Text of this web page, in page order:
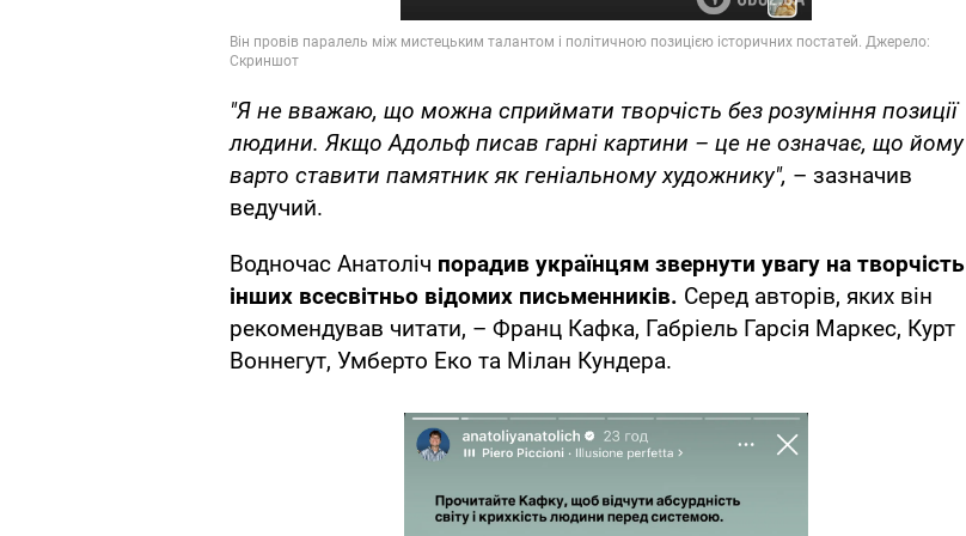
"Я не вважаю, що можна сприймати творчість без розуміння позиції
людини. Якщо Адольф писав гарні картини – це не означає, що йому
варто ставити памятник як геніальному художнику", – зазначив
ведучий.
Водночас Анатоліч порадив українцям звернути увагу на творчість
інших всесвітньо відомих письменників. Серед авторів, яких він
рекомендував читати, – Франц Кафка, Габріель Гарсія Маркес, Курт
Воннегут, Умберто Еко та Мілан Кундера.